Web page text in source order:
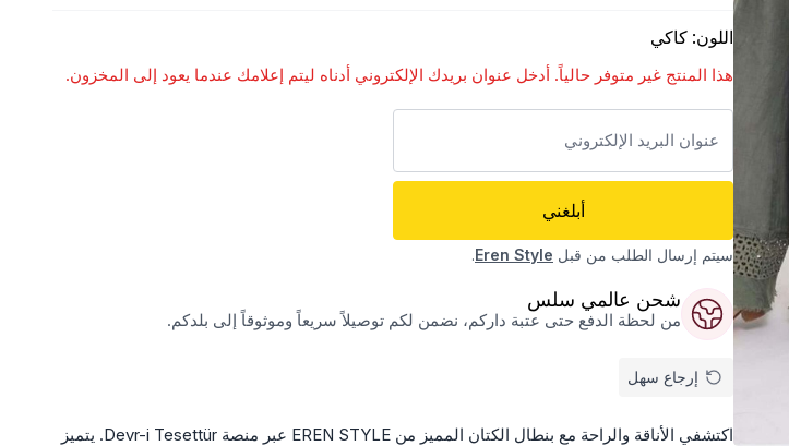
اللون: كاكي
هذا المنتج غير متوفر حالياً. أدخل عنوان بريدك الإلكتروني أدناه ليتم إعلامك عندما يعود إلى المخزون.
أبلغني
سيتم إرسال الطلب من قبل Eren Style
.
شحن عالمي سلس
من لحظة الدفع حتى عتبة داركم، نضمن لكم توصيلاً سريعاً وموثوقاً إلى بلدكم.
إرجاع سهل
اكتشفي الأناقة والراحة مع بنطال الكتان المميز من EREN STYLE عبر منصة Devr-i Tesettür. يتميز